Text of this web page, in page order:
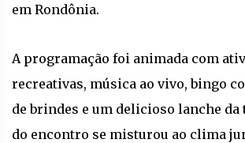
em Rondônia.
A programação foi animada com
recreativas, música ao vivo, bingo
de brindes e um delicioso lanche da
do encontro se misturou ao clima